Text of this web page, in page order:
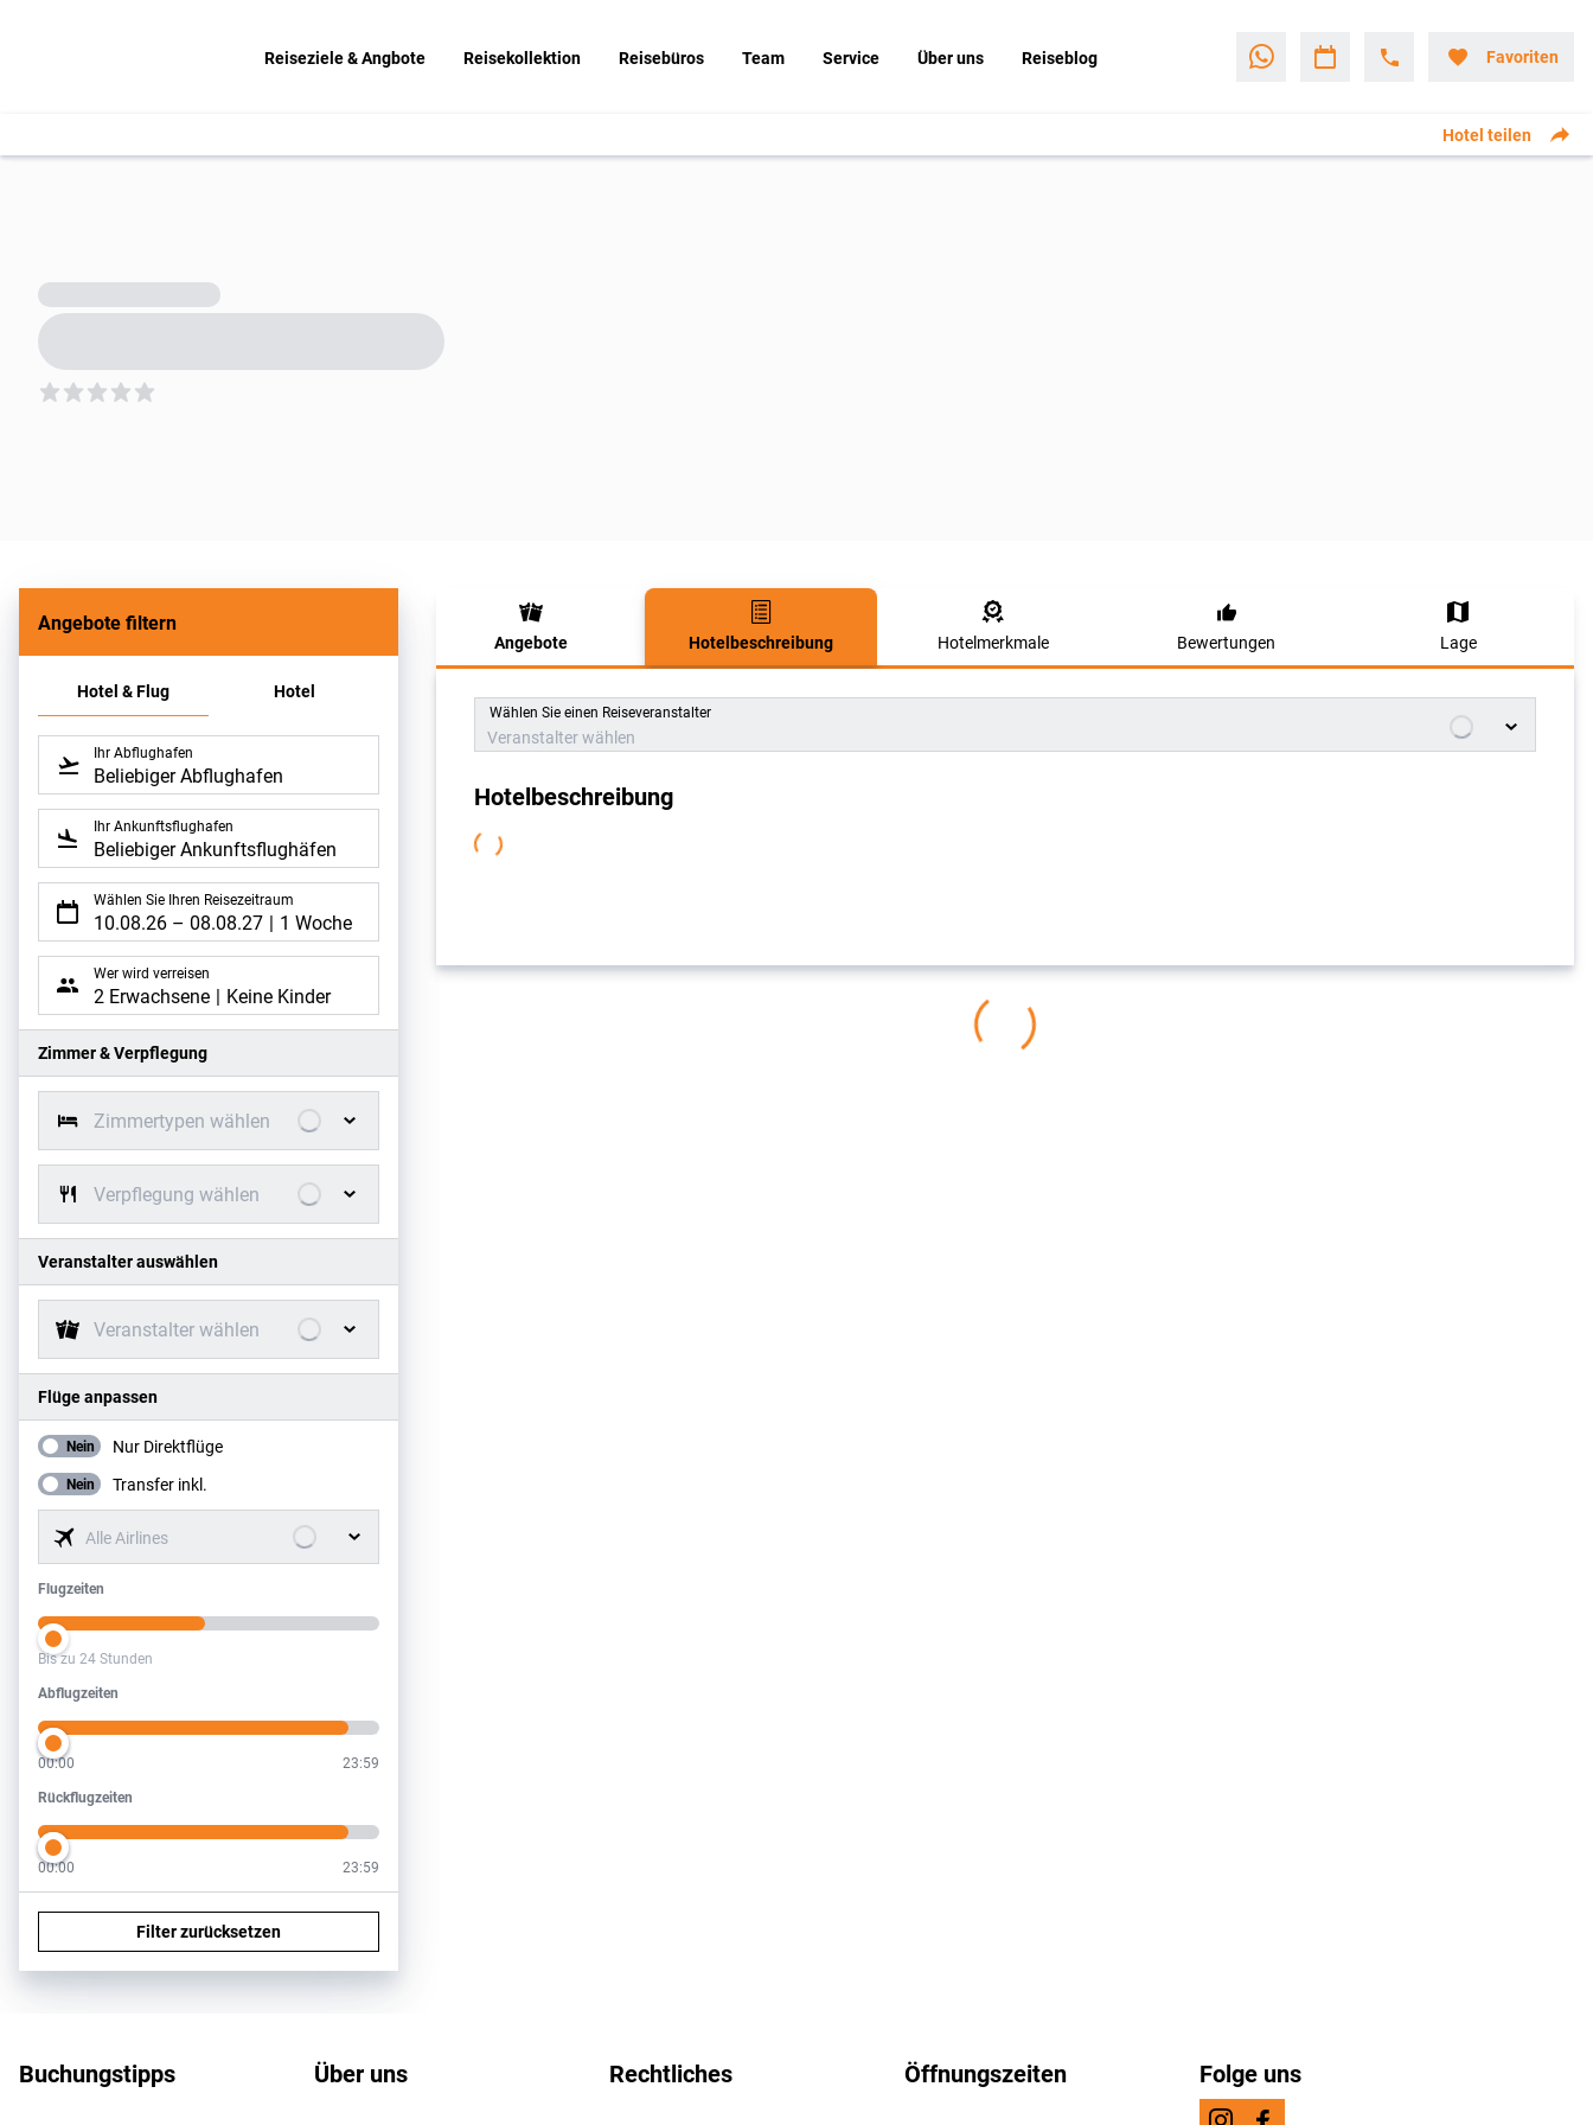
Reiseziele & Angbote Reisekollektion Reisebüros Team Service Über uns Reiseblog Favoriten
Hotel teilen
5
Angebote filtern
Hotel & Flug Hotel
Ihr Abflughafen
Beliebiger Abflughafen
Ihr Ankunftsflughafen
Beliebiger Ankunftsflughäfen
Wählen Sie Ihren Reisezeitraum
10.08.26 – 08.08.27 1 Woche
Wer wird verreisen
2 Erwachsene Keine Kinder
Zimmer & Verpflegung
Zimmertypen wählen
Verpflegung wählen
Veranstalter auswählen
Veranstalter wählen
Flüge anpassen
Nein Nur Direktflüge
Nein Transfer inkl.
Alle Airlines
Flugzeiten
Flugzeiten
Bis zu 24 Stunden
Abflugzeiten
Abflugzeiten
00:00 23:59
Rückflugzeiten
Rückflugzeiten
00:00 23:59
Filter zurücksetzen
Angebote Hotelbeschreibung Hotelmerkmale Bewertungen Lage
Hotelbeschreibung
Wählen Sie einen Reiseveranstalter
Veranstalter wählen
Hotelbeschreibung
Footer navigation
Buchungstipps Über uns Rechtliches Öffnungszeiten Folge uns